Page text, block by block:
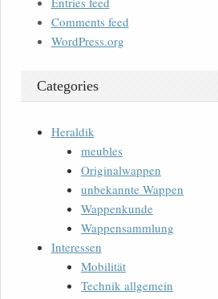
Comments feed
WordPress.org
Categories
Heraldik
meubles
Originalwappen
unbekannte Wappen
Wappenkunde
Wappensammlung
Interessen
Mobilität
Technik allgemein